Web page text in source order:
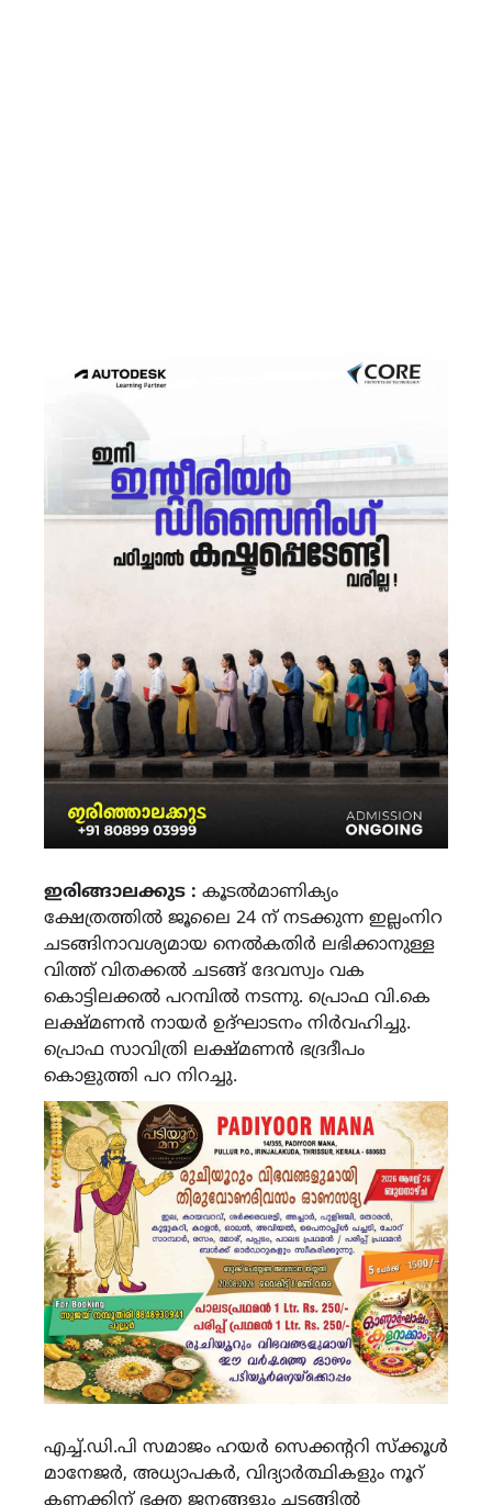
ഇരിങ്ങാലക്കുട : കൂടൽമാണിക്യം
ക്ഷേത്രത്തിൽ ജൂലൈ 24 ന് നടക്കുന്ന ഇല്ലംനിറ
ചടങ്ങിനാവശ്യമായ നെൽകതിർ ലഭിക്കാനുള്ള
വിത്ത് വിതക്കൽ ചടങ്ങ് ദേവസ്വം വക
കൊട്ടിലക്കൽ പറമ്പിൽ നടന്നു. പ്രൊഫ വി.കെ
ലക്ഷ്മണൻ നായർ ഉദ്ഘാടനം നിർവഹിച്ചു.
പ്രൊഫ സാവിത്രി ലക്ഷ്മണൻ ഭദ്രദീപം
കൊളുത്തി പറ നിറച്ചു.
എച്ച്.ഡി.പി സമാജം ഹയർ സെക്കന്ററി സ്ക്കൂൾ
മാനേജർ, അധ്യാപകർ, വിദ്യാർത്ഥികളും നൂറ്